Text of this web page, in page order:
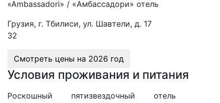
«Ambassadori» / «Амбассадори» отель
Грузия, г. Тбилиси, ул. Шавтели, д. 17
32
Смотреть цены на 2026 год
Условия проживания и питания
Роскошный пятизвездочный отель